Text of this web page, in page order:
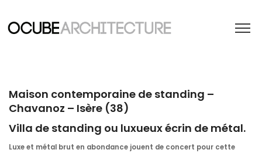
Maison contemporaine de standing –
Chavanoz – Isère (38)
Villa de standing ou luxueux écrin de métal.
Luxe et métal brut en abondance jouent de concert pour cette